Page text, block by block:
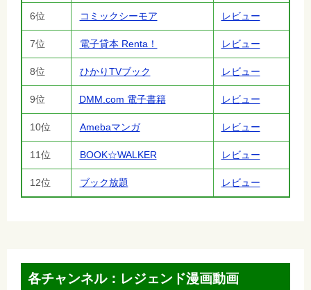
6位 コミックシーモア レビュー
7位 電子貸本 Renta！ レビュー
8位 ひかりTVブック レビュー
9位 DMM.com 電子書籍 レビュー
10位 Amebaマンガ レビュー
11位 BOOK☆WALKER レビュー
12位 ブック放題 レビュー
各チャンネル：レジェンド漫画動画